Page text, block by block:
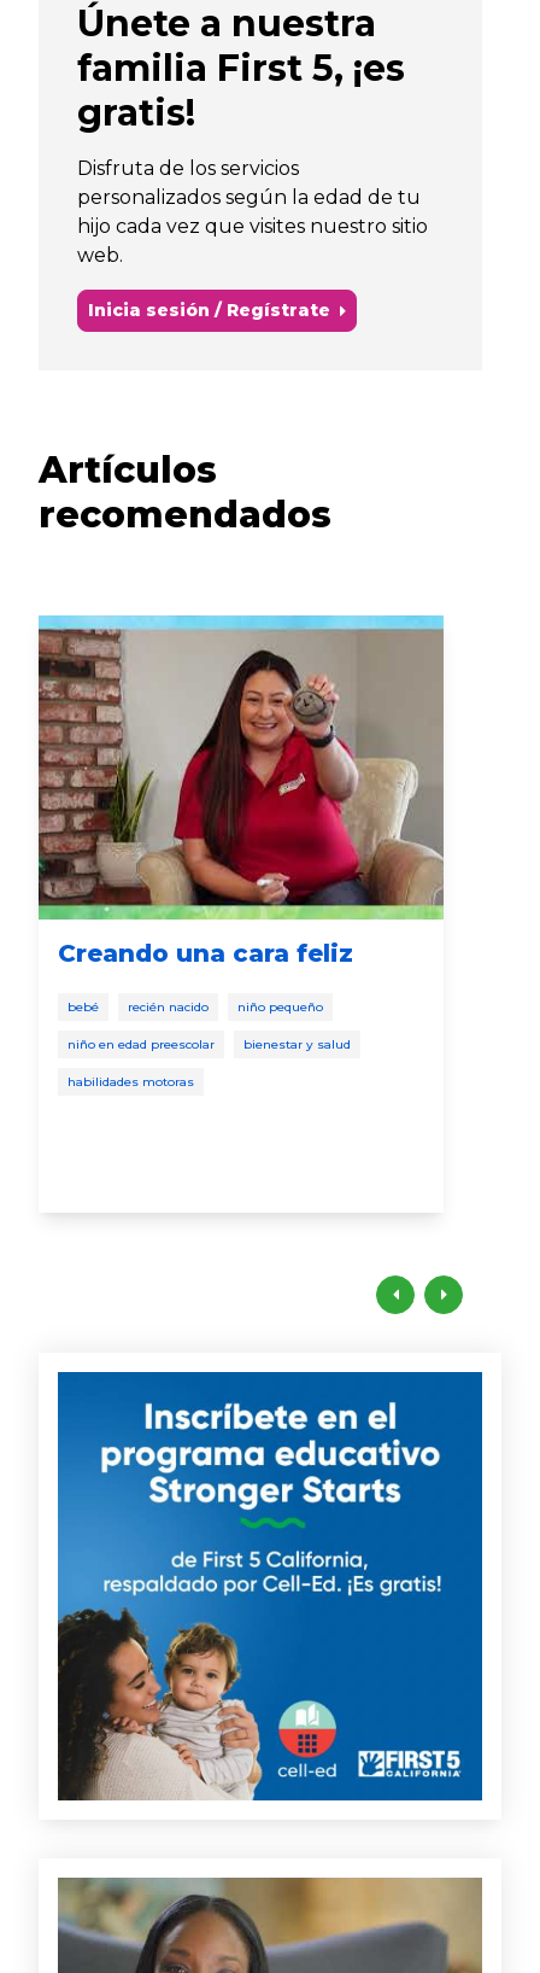
Únete a nuestra
familia First 5, ¡es
gratis!
Disfruta de los servicios
personalizados según la edad de tu
hijo cada vez que visites nuestro sitio
web.
Inicia sesión / Regístrate
Artículos
recomendados
Creando una cara feliz
bebé recién nacido niño pequeño
niño en edad preescolar bienestar y salud
habilidades motoras